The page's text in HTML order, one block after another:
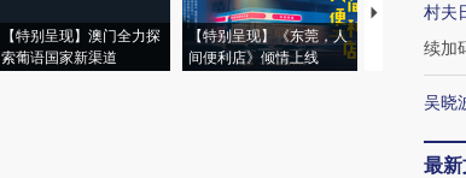
【特别呈现】澳门全力探
索葡语国家新渠道
【特别呈现】《东莞，人
间便利店》倾情上线
【推广】走
会，让数智科
村夫
续加
吴晓
最